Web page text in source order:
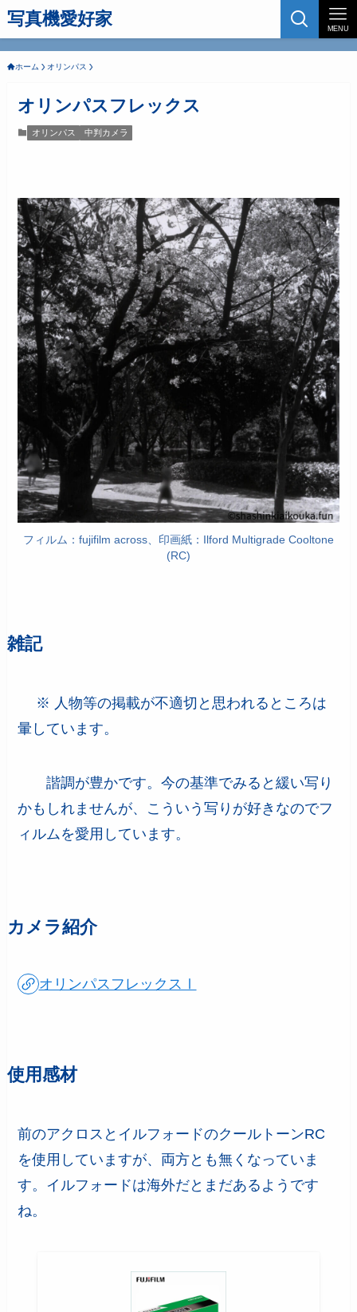
写真機愛好家 MENU
ホーム オリンパス
オリンパスフレックス
オリンパス 中判カメラ
フィルム：fujifilm across、印画紙：Ilford Multigrade Cooltone
(RC)
雑記
※ 人物等の掲載が不適切と思われるところは
暈しています。
諧調が豊かです。今の基準でみると緩い写り
かもしれませんが、こういう写りが好きなのでフ
ィルムを愛用しています。
カメラ紹介
オリンパスフレックスⅠ
使用感材
前のアクロスとイルフォードのクールトーンRC
を使用していますが、両方とも無くなっていま
す。イルフォードは海外だとまだあるようです
ね。